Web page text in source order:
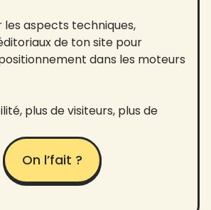
les aspects techniques,
de ton site pour
dans les moteurs
plus de visiteurs, plus de
On l’fait ?